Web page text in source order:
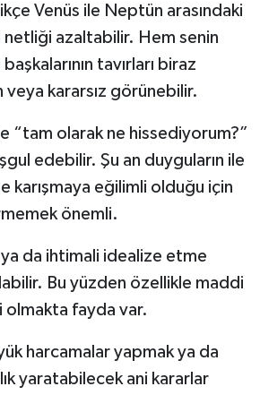
Venüs ile Neptün arasındaki
netliği azaltabilir. Hem senin
tavırları biraz
kararsız görünebilir.
“tam olarak ne hissediyorum?”
edebilir. Şu an duyguların ile
karışmaya eğilimli olduğu için
önemli.
da ihtimali idealize etme
Bu yüzden özellikle maddi
olmakta fayda var.
harcamalar yapmak ya da
yaratabilecek ani kararlar